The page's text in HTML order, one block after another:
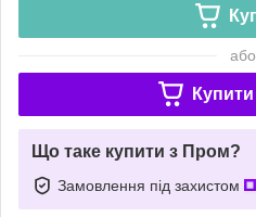
або
Купити
Що таке купити з Пром?
Замовлення під захистом